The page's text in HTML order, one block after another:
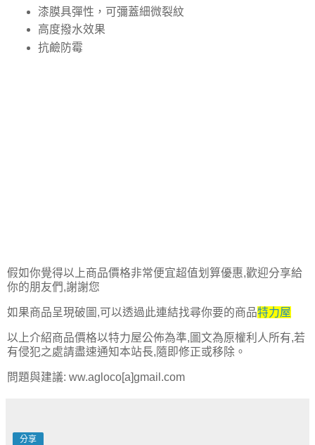
漆膜具彈性，可彌蓋細微裂紋
高度撥水效果
抗鹼防霉
假如你覺得以上商品價格非常便宜超值划算優惠,歡迎分享給
你的朋友們,謝謝您
如果商品呈現破圖,可以透過此連結找尋你要的商品特力屋
以上介紹商品價格以特力屋公佈為準,圖文為原權利人所有,若
有侵犯之處請盡速通知本站長,隨即修正或移除。
問題與建議: ww.agloco[a]gmail.com
分享